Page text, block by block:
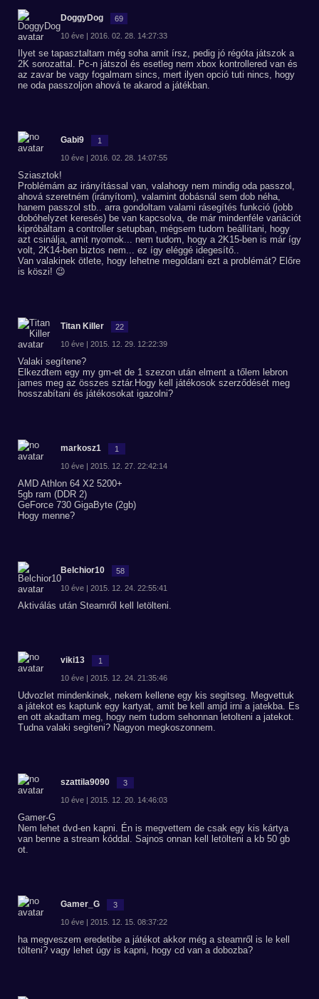
DoggyDog 69
10 éve | 2016. 02. 28. 14:27:33
Ilyet se tapasztaltam még soha amit írsz, pedig jó régóta játszok a
2K sorozattal. Pc-n játszol és esetleg nem xbox kontrollered van és
az zavar be vagy fogalmam sincs, mert ilyen opció tuti nincs, hogy
ne oda passzoljon ahová te akarod a játékban.
Gabi9 1
10 éve | 2016. 02. 28. 14:07:55
Sziasztok!
Problémám az irányítással van, valahogy nem mindig oda passzol,
ahová szeretném (irányítom), valamint dobásnál sem dob néha,
hanem passzol stb.. arra gondoltam valami rásegítés funkció (jobb
dobóhelyzet keresés) be van kapcsolva, de már mindenféle variációt
kipróbáltam a controller setupban, mégsem tudom beállítani, hogy
azt csinálja, amit nyomok... nem tudom, hogy a 2K15-ben is már így
volt, 2K14-ben biztos nem... ez így eléggé idegesítő..
Van valakinek ötlete, hogy lehetne megoldani ezt a problémát? Előre
is köszi! 😉
Titan Killer 22
10 éve | 2015. 12. 29. 12:22:39
Valaki segítene?
Elkezdtem egy my gm-et de 1 szezon után elment a tőlem lebron
james meg az összes sztár.Hogy kell játékosok szerződését meg
hosszabítani és játékosokat igazolni?
markosz1 1
10 éve | 2015. 12. 27. 22:42:14
AMD Athlon 64 X2 5200+
5gb ram (DDR 2)
GeForce 730 GigaByte (2gb)
Hogy menne?
Belchior10 58
10 éve | 2015. 12. 24. 22:55:41
Aktiválás után Steamről kell letölteni.
viki13 1
10 éve | 2015. 12. 24. 21:35:46
Udvozlet mindenkinek, nekem kellene egy kis segitseg. Megvettuk
a játekot es kaptunk egy kartyat, amit be kell amjd irni a jatekba. Es
en ott akadtam meg, hogy nem tudom sehonnan letolteni a jatekot.
Tudna valaki segiteni? Nagyon megkoszonnem.
szattila9090 3
10 éve | 2015. 12. 20. 14:46:03
Gamer-G
Nem lehet dvd-en kapni. Én is megvettem de csak egy kis kártya
van benne a stream kóddal. Sajnos onnan kell letölteni a kb 50 gb
ot.
Gamer_G 3
10 éve | 2015. 12. 15. 08:37:22
ha megveszem eredetibe a játékot akkor még a steamről is le kell
tölteni? vagy lehet úgy is kapni, hogy cd van a dobozba?